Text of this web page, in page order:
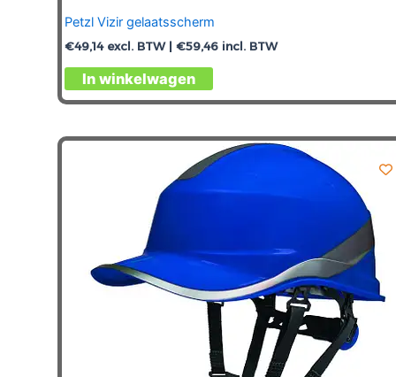
Petzl Vizir gelaatsscherm
€49,14excl. BTW | €59,46 incl. BTW
In winkelwagen